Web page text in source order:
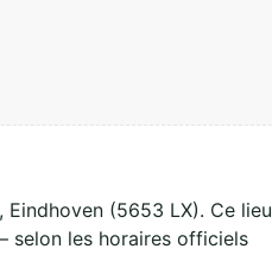
, Eindhoven (5653 LX). Ce lieu
selon les horaires officiels